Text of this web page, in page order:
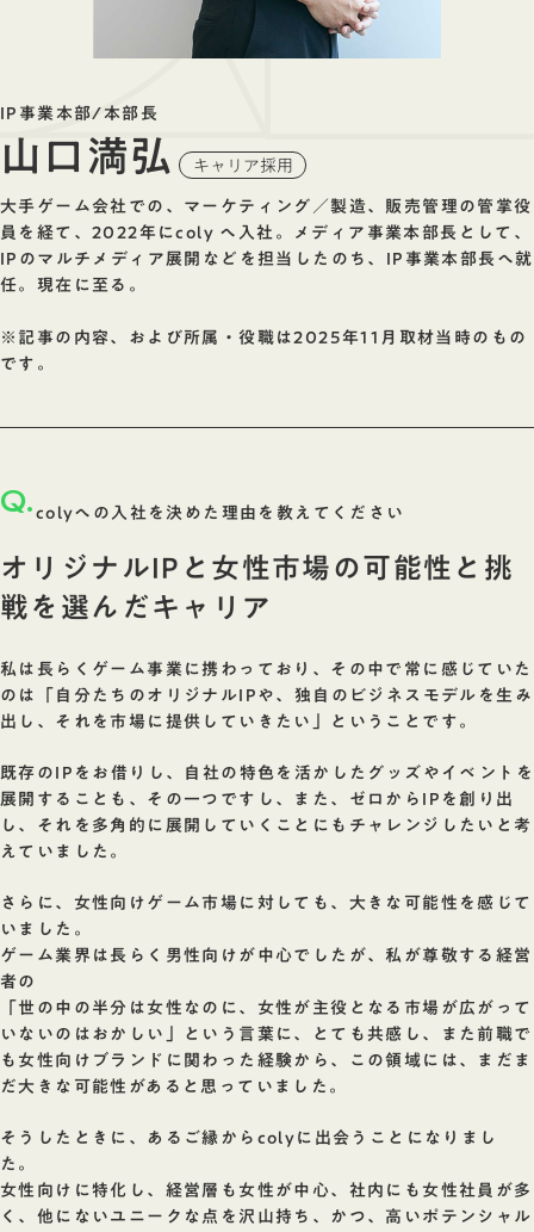
IP事業本部/本部長
山口満弘 キャリア採用
大手ゲーム会社での、マーケティング／製造、販売管理の管掌役
員を経て、2022年にcoly へ入社。メディア事業本部長として、
IPのマルチメディア展開などを担当したのち、IP事業本部長へ就
任。現在に至る。
※記事の内容、および所属・役職は2025年11月取材当時のもの
です。
Q. colyへの入社を決めた理由を教えてください
オリジナルIPと女性市場の可能性と挑
戦を選んだキャリア
私は長らくゲーム事業に携わっており、その中で常に感じていた
のは「自分たちのオリジナルIPや、独自のビジネスモデルを生み
出し、それを市場に提供していきたい」ということです。
既存のIPをお借りし、自社の特色を活かしたグッズやイベントを
展開することも、その一つですし、また、ゼロからIPを創り出
し、それを多角的に展開していくことにもチャレンジしたいと考
えていました。
さらに、女性向けゲーム市場に対しても、大きな可能性を感じて
いました。
ゲーム業界は長らく男性向けが中心でしたが、私が尊敬する経営
者の
「世の中の半分は女性なのに、女性が主役となる市場が広がって
いないのはおかしい」という言葉に、とても共感し、また前職で
も女性向けブランドに関わった経験から、この領域には、まだま
だ大きな可能性があると思っていました。
そうしたときに、あるご縁からcolyに出会うことになりまし
た。
女性向けに特化し、経営層も女性が中心、社内にも女性社員が多
く、他にないユニークな点を沢山持ち、かつ、高いポテンシャル